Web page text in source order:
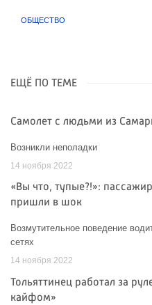
ОБЩЕСТВО
ЕЩЁ ПО ТЕМЕ
Самолет с людьми из
Возникли неполадки
14 ноября 2022
«Вы что, тупые?!»:
пришли в шок
Возмутительное поведение
сетях
14 ноября 2022
Тольяттинец работал за
кайфом»